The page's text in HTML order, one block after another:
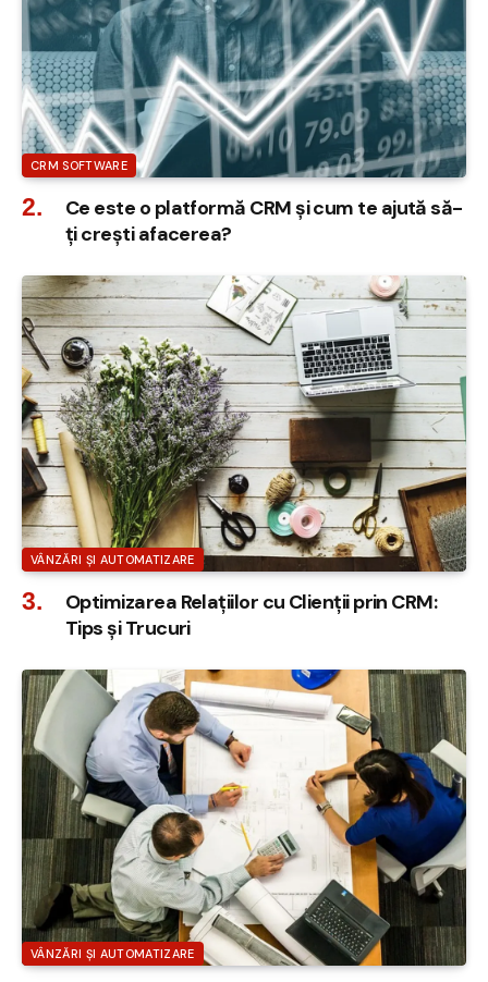
CRM SOFTWARE
Ce este o platformă CRM și cum te ajută să-
ți crești afacerea?
VÂNZĂRI ȘI AUTOMATIZARE
Optimizarea Relațiilor cu Clienții prin CRM:
Tips și Trucuri
VÂNZĂRI ȘI AUTOMATIZARE